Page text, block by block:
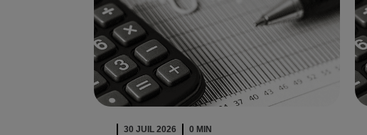
30 JUIL 2026 0 MIN